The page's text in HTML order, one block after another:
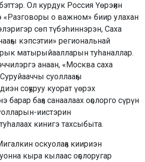
Ол курдук Россия Үөрэҕин
«Разговоры о важном» биир улахан
сөп түбэһиннэрэн, Саха
кэпсэтии» региональнай
матырыйаалларын туһаналлар.
анаан, «Москва саха
суоллааҕы
соҕуруу куорат үөрэх
баҕа санаалаах оҕолорго сүрүн
иистэрин
кинигэ тахсыбыта.
оскуолаҕа киириэн
кыра кылаас оҕолоругар